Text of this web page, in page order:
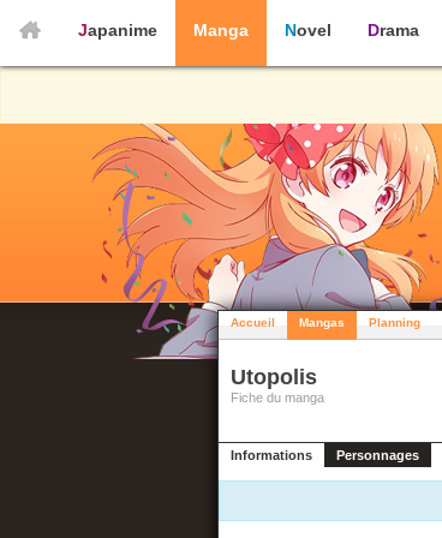
Japanime Manga Novel Drama
Accueil Mangas Planning
Utopolis
Fiche du manga
Informations Personnages